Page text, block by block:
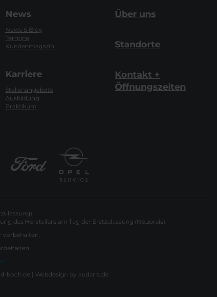
News
News & Blog
Termine
Kundenmagazin
Karriere
Stellenangebote
Ausbildung
Praktikum
Über uns
Standorte
Kontakt +
Öffnungszeiten
des Herstellers am Tag der Erstzulassung (Neupreis).
vorbehalten.
koch.de | Webdesign by audaris.de